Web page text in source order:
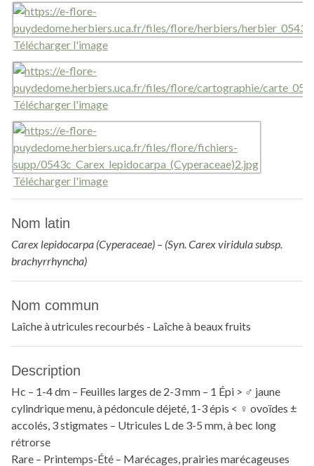
Télécharger l'image
Télécharger l'image
Télécharger l'image
Nom latin
Carex lepidocarpa (Cyperaceae) – (Syn. Carex viridula subsp.
brachyrrhyncha)
Nom commun
Laîche à utricules recourbés - Laîche à beaux fruits
Description
Hc – 1-4 dm – Feuilles larges de 2-3 mm – 1 Épi > ♂ jaune
cylindrique menu, à pédoncule déjeté, 1-3 épis < ♀ ovoïdes ±
accolés, 3 stigmates – Utricules L de 3-5 mm, à bec long
rétrorse
Rare – Printemps-Été – Marécages, prairies marécageuses